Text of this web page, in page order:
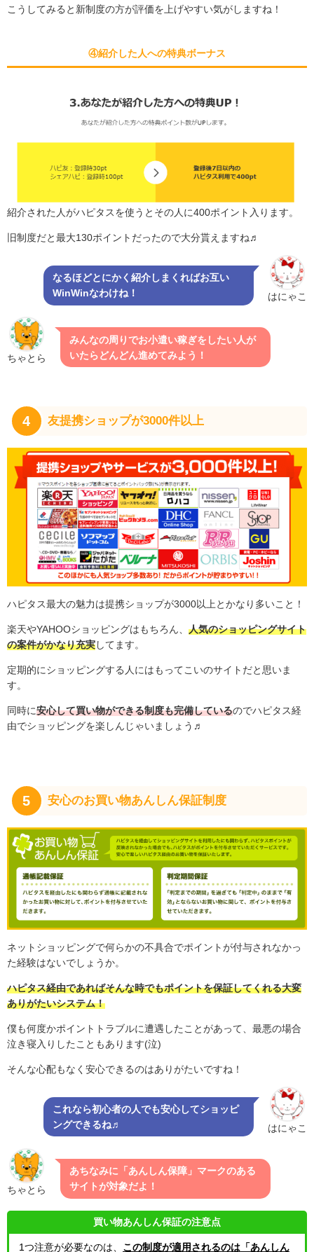
こうしてみると新制度の方が評価を上げやすい気がしますね！
④紹介した人への特典ボーナス
紹介された人がハピタスを使うとその人に400ポイント入ります。
旧制度だと最大130ポイントだったので大分貰えますね♬
はにゃこ
なるほどとにかく紹介しまくればお互い
WinWinなわけね！
ちゃとら
みんなの周りでお小遣い稼ぎをしたい人が
いたらどんどん進めてみよう！
4 友提携ショップが3000件以上
ハピタス最大の魅力は提携ショップが3000以上とかなり多いこと！
楽天やYAHOOショッピングはもちろん、 人気のショッピングサイト
の案件がかなり充実してます。
定期的にショッピングする人にはもってこいのサイトだと思いま
す。
同時に安心して買い物ができる制度も完備しているのでハピタス経
由でショッピングを楽しんじゃいましょう♬
5 安心のお買い物あんしん保証制度
ネットショッピングで何らかの不具合でポイントが付与されなかっ
た経験はないでしょうか。
ハピタス経由であればそんな時でもポイントを保証してくれる大変
ありがたいシステム！
僕も何度かポイントトラブルに遭遇したことがあって、最悪の場合
泣き寝入りしたこともあります(泣)
そんな心配もなく安心できるのはありがたいですね！
はにゃこ
これなら初心者の人でも安心してショッピ
ングできるね♬
ちゃとら
あちなみに「あんしん保障」マークのある
サイトが対象だよ！
買い物あんしん保証の注意点
1つ注意が必要なのは、 この制度が適用されるのは「あんしん